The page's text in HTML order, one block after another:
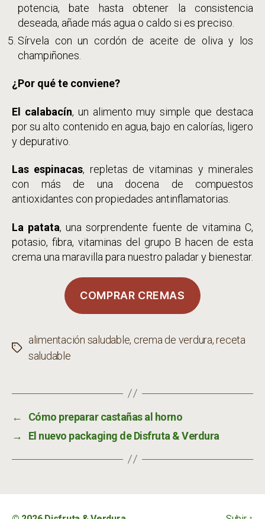
potencia, bate hasta obtener la consistencia
deseada, añade más agua o caldo si es preciso.
Sírvela con un cordón de aceite de oliva y los
champiñones.
¿Por qué te conviene?
El calabacín, un alimento muy simple que destaca
por su alto contenido en agua, bajo en calorías, ligero
y depurativo.
Las espinacas, repletas de vitaminas y minerales
con más de una docena de compuestos
antioxidantes con propiedades antinflamatorias.
La patata, una sorprendente fuente de vitamina C,
potasio, fibra, vitaminas del grupo B hacen de esta
crema una maravilla para nuestro paladar y bienestar.
COMPRAR CREMAS
Etiquetas
alimentación saludable, crema de verdura,receta
saludable
←
Cómo preparar castañas al horno
→
El nuevo packaging de Disfruta & Verdura